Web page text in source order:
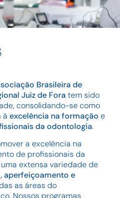
Brasileira de
Juiz de Fora tem sido
consolidando-se como
àexcelência na formação e
da odontologia.
a excelência na
de profissionais da
extensa variedade de
aperfeiçoamento e
as áreas do